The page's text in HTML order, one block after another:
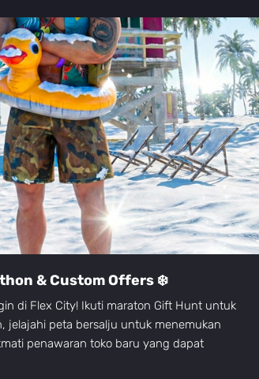
& Custom Offers ❄️
di Flex City! Ikuti maraton Gift Hunt untuk
jelajahi peta bersalju untuk menemukan
penawaran toko baru yang dapat